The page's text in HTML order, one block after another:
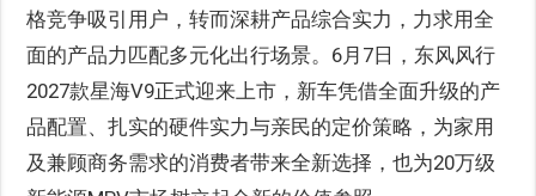
格竞争吸引用户，转而深耕产品综合实力，力求用全
面的产品力匹配多元化出行场景。6月7日，东风风行
2027款星海V9正式迎来上市，新车凭借全面升级的产
品配置、扎实的硬件实力与亲民的定价策略，为家用
及兼顾商务需求的消费者带来全新选择，也为20万级